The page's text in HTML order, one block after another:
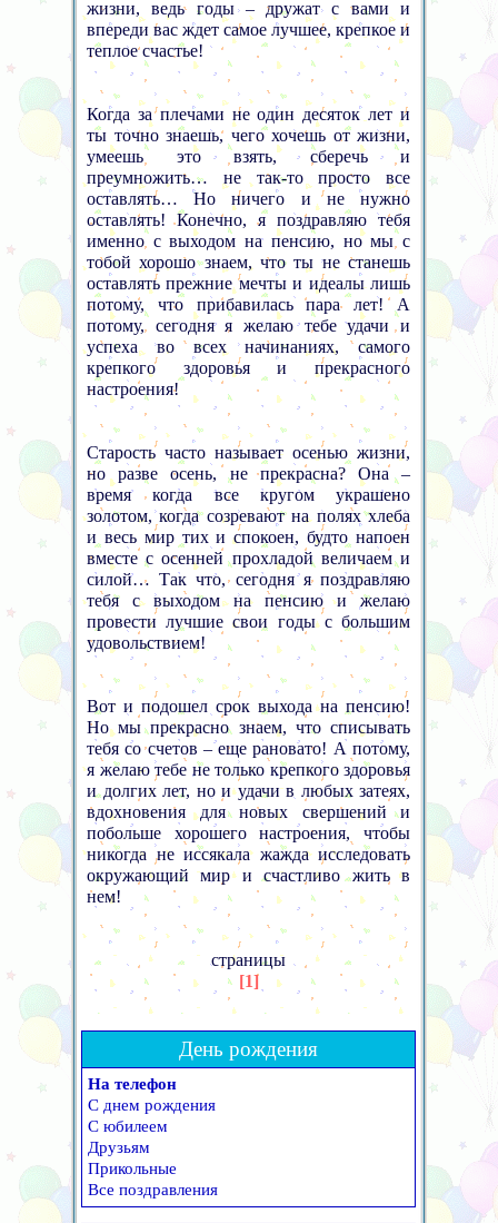
жизни, ведь годы – дружат с вами и
впереди вас ждет самое лучшее, крепкое и
теплое счастье!
Когда за плечами не один десяток лет и
ты точно знаешь, чего хочешь от жизни,
умеешь это взять, сберечь и
преумножить… не так-то просто все
оставлять… Но ничего и не нужно
оставлять! Конечно, я поздравляю тебя
именно с выходом на пенсию, но мы с
тобой хорошо знаем, что ты не станешь
оставлять прежние мечты и идеалы лишь
потому, что прибавилась пара лет! А
потому, сегодня я желаю тебе удачи и
успеха во всех начинаниях, самого
крепкого здоровья и прекрасного
настроения!
Старость часто называет осенью жизни,
но разве осень, не прекрасна? Она –
время когда все кругом украшено
золотом, когда созревают на полях хлеба
и весь мир тих и спокоен, будто напоен
вместе с осенней прохладой величаем и
силой… Так что, сегодня я поздравляю
тебя с выходом на пенсию и желаю
провести лучшие свои годы с большим
удовольствием!
Вот и подошел срок выхода на пенсию!
Но мы прекрасно знаем, что списывать
тебя со счетов – еще рановато! А потому,
я желаю тебе не только крепкого здоровья
и долгих лет, но и удачи в любых затеях,
вдохновения для новых свершений и
побольше хорошего настроения, чтобы
никогда не иссякала жажда исследовать
окружающий мир и счастливо жить в
нем!
страницы
[1]
День рождения
На телефон
С днем рождения
С юбилеем
Друзьям
Прикольные
Все поздравления